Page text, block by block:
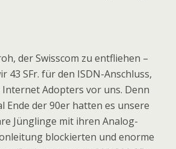
der Swisscom zu entfliehen –
43 SFr. für den ISDN-Anschluss,
Internet Adopters vor uns. Denn
Ende der 90er hatten es unsere
Jünglinge mit ihren Analog-
blockierten und enorme